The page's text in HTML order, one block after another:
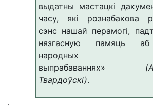
выдатны мастацкі
часу, які рознабакова
сэнс нашай перамогі,
нязгасную памяць аб
народных
выпрабаваннях»
Твардоўскі).
.